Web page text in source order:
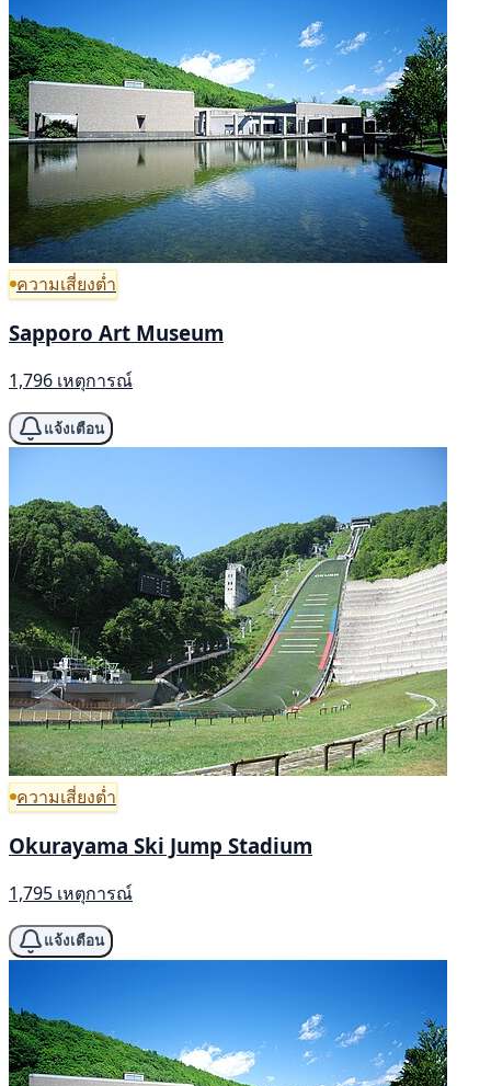
ความเสี่ยงต่ำ
Sapporo Art Museum
1,796 เหตุการณ์
แจ้งเตือน
ความเสี่ยงต่ำ
Okurayama Ski Jump Stadium
1,795 เหตุการณ์
แจ้งเตือน